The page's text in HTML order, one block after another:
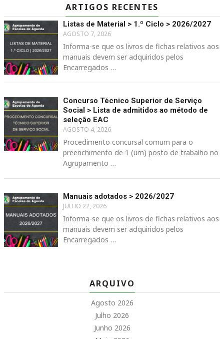
ARTIGOS RECENTES
Listas de Material > 1.º Ciclo > 2026/2027
AGOSTO 7, 2026
Informa-se que os livros de fichas relativos aos
manuais devem ser adquiridos pelos
Encarregados …
Concurso Técnico Superior de Serviço
Social > Lista de admitidos ao método de
seleção EAC
AGOSTO 4, 2026
Procedimento concursal comum para o
preenchimento de 1 (um) posto de trabalho no
Agrupamento …
Manuais adotados > 2026/2027
JULHO 22, 2026
Informa-se que os livros de fichas relativos aos
manuais devem ser adquiridos pelos
Encarregados …
ARQUIVO
Agosto 2026
Julho 2026
Junho 2026